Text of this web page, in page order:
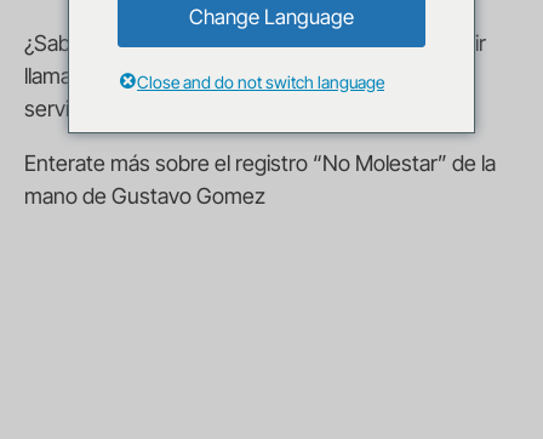
¿Sabías que existe una manera de dejar de recibir
llamadas y mensajes que ofrecen productos y
servicios?
Enterate más sobre el registro “No Molestar” de la
mano de Gustavo Gomez
Change Language
Close and do not switch language